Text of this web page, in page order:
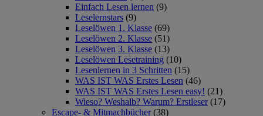
Einfach Lesen lernen (9)
Leselernstars (9)
Leselöwen 1. Klasse (69)
Leselöwen 2. Klasse (51)
Leselöwen 3. Klasse (13)
Leselöwen Lesetraining (10)
Lesenlernen in 3 Schritten (15)
WAS IST WAS Erstes Lesen (46)
WAS IST WAS Erstes Lesen easy! (21)
Wieso? Weshalb? Warum? Erstleser (17)
Escape- & Mitmachbücher (38)